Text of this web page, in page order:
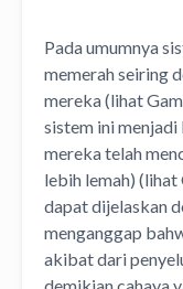
Pada umumnya
memerah seiring
mereka (lihat
sistem ini
mereka telah
lebih lemah)
dapat dijelaskan
menganggap
akibat dari
demikian cahaya